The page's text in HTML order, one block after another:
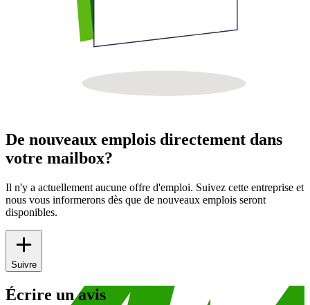
De nouveaux emplois directement dans
votre mailbox?
Il n'y a actuellement aucune offre d'emploi. Suivez cette entreprise et
nous vous informerons dès que de nouveaux emplois seront
disponibles.
Suivre
Écrire un avis